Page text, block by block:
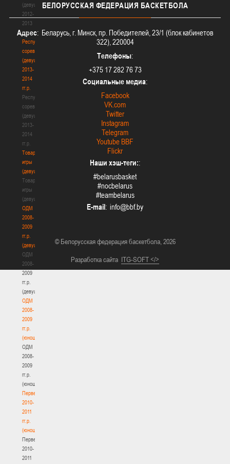
(девушки)
2012-
2013
гг.р.
Республиканские
соревнования
(девушки)
2013-
2014
гг.р.
Республиканские
соревнования
(девушки)
2013-
2014
гг.р.
Товарищеские
игры
(девушки)
Товарищеские
игры
(девушки)
ОДМ
2008-
2009
гг.р.
(девушки)
ОДМ
2008-
2009
гг.р.
(девушки)
ОДМ
2008-
2009
гг.р.
(юноши)
ОДМ
2008-
2009
гг.р.
(юноши)
Первенство
2010-
2011
гг.р.
(юноши)
Первенство
2010-
2011
БЕЛОРУССКАЯ ФЕДЕРАЦИЯ БАСКЕТБОЛА
Адрес: Беларусь, г. Минск, пр. Победителей, 23/1 (блок кабинетов
322), 220004
Телефоны:
+375 17 282 76 73
Социальные медиа:
Facebook
VK.com
Twitter
Instagram
Telegram
Youtube BBF
Flickr
Наши хэш-теги::
#belarusbasket
#nocbelarus
#teambelarus
E-mail:
© Белорусская федерация баскетбола, 2026
Разработка сайта ITG-SOFT </>